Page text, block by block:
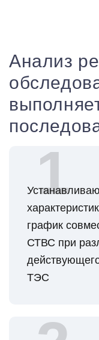
Анализ
график
СТВС при
ТЭС